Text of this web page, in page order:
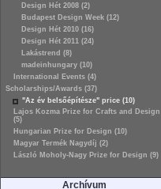
Design Hét 2008 (2)
Budapest Design Week (12)
Design Hét 2010 (16)
Design Hét 2011 (24)
Lakástrend (8)
madeinhungary (10)
International Events (4)
Scholarships/Awards (37)
"Az év belsőépítésze" price (10)
Lajos Kozma Prize for Crafts and Design
(5)
Hungarian Prize for Design (10)
Magyar Termék Nagydíj (2)
László Moholy-Nagy Prize for Design (9)
Archívum